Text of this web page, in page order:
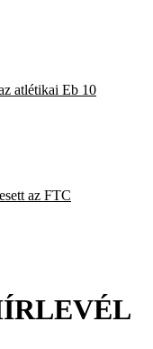
atlétikai Eb 10
az FTC